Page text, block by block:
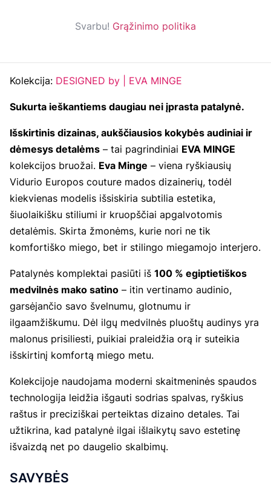
Svarbu! Grąžinimo politika
Kolekcija: DESIGNED by | EVA MINGE
Sukurta ieškantiems daugiau nei įprasta patalynė.
Išskirtinis dizainas, aukščiausios kokybės audiniai ir
dėmesys detalėms – tai pagrindiniai EVA MINGE
kolekcijos bruožai. Eva Minge – viena ryškiausių
Vidurio Europos couture mados dizainerių, todėl
kiekvienas modelis išsiskiria subtilia estetika,
šiuolaikišku stiliumi ir kruopščiai apgalvotomis
detalėmis. Skirta žmonėms, kurie nori ne tik
komfortiško miego, bet ir stilingo miegamojo interjero.
Patalynės komplektai pasiūti iš 100 % egiptietiškos
medvilnės mako satino – itin vertinamo audinio,
garsėjančio savo švelnumu, glotnumu ir
ilgaamžiškumu. Dėl ilgų medvilnės pluoštų audinys yra
malonus prisiliesti, puikiai praleidžia orą ir suteikia
išskirtinį komfortą miego metu.
Kolekcijoje naudojama moderni skaitmeninės spaudos
technologija leidžia išgauti sodrias spalvas, ryškius
raštus ir preciziškai perteiktas dizaino detales. Tai
užtikrina, kad patalynė ilgai išlaikytų savo estetinę
išvaizdą net po daugelio skalbimų.
SAVYBĖS